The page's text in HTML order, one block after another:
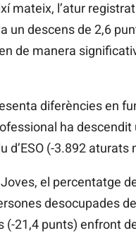
mateix, l’atur
un descens de 2,6
de manera
diferències en
ha
(-3.892 aturats
el percentatge
desocupades
21,4 punts) enfront